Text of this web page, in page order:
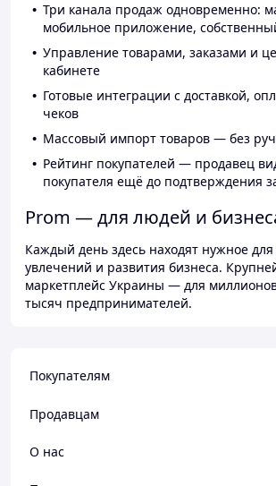
Три канала продаж одновременно:
мобильное приложение,
Управление товарами, заказами и
кабинете
Готовые интеграции с доставкой,
чеков
Массовый импорт товаров — без
Рейтинг покупателей — продавец
покупателя ещё до подтверждения
Prom — для людей и
Каждый день здесь находят нужное
увлечений и развития бизнеса.
маркетплейс Украины — для
тысяч предпринимателей.
Покупателям
Продавцам
О нас